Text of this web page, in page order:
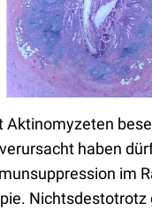
Aktinomyzeten
haben
im
Nichtsdestotrotz